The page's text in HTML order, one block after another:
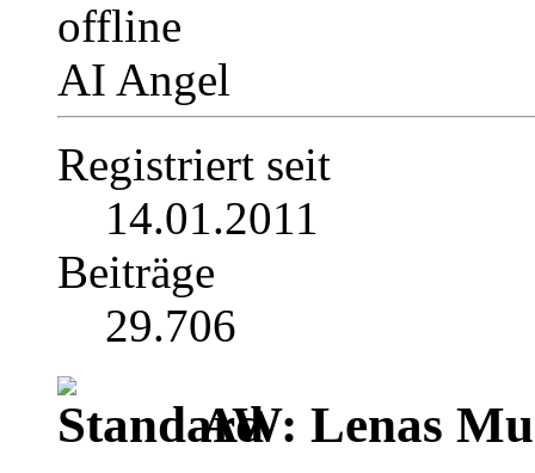
AI Angel
Registriert seit
14.01.2011
Beiträge
29.706
AW: Lenas